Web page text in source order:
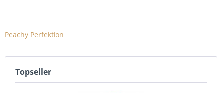
Peachy Perfektion
Topseller